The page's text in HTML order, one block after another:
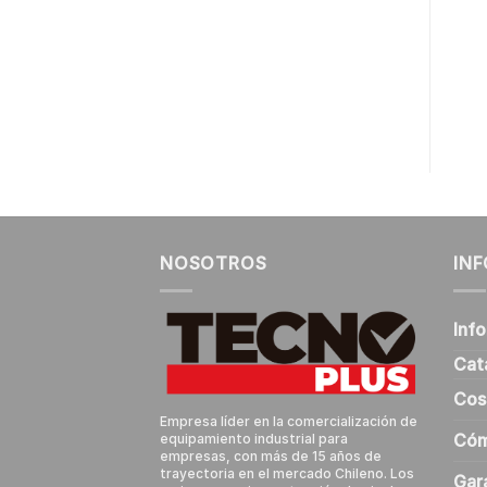
NOSOTROS
Empresa líder en la comercialización de
equipamiento industrial para
empresas, con más de 15 años de
trayectoria en el mercado Chileno. Los